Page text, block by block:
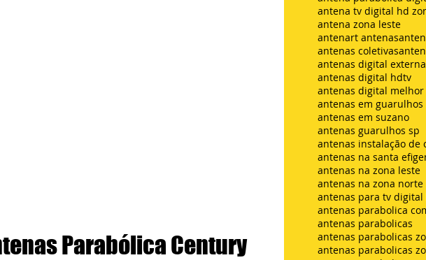
Parabólica Century
antena tv digital hd
antena zona leste
antenart antenas
antenas coletivas
antenas digital externa
antenas digital hdtv
antenas em guarulhos
antenas em suzano
antenas guarulhos sp
antenas na santa
antenas na zona leste
antenas na zona norte
antenas para tv digital
antenas parabolicas
antenas parabolicas
antenas parabolicas